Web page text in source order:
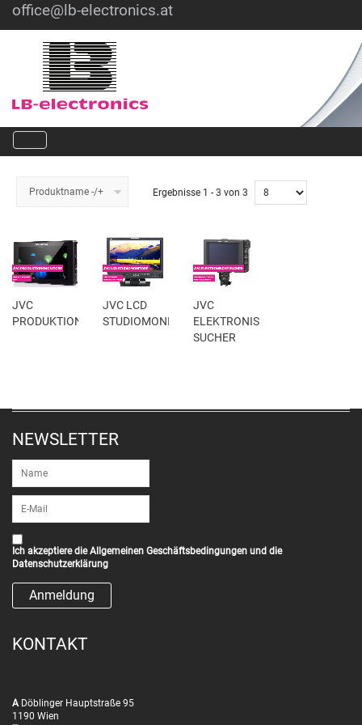
office@lb-electronics.at
Produktname -/+ Ergebnisse 1 - 3 von 3
JVC
PRODUKTIONSMONITORE
JVC LCD
STUDIOMONITORE
JVC
ELEKTRONISCHE
SUCHER
NEWSLETTER
Ich akzeptiere dieAllgemeinen Geschäftsbedingungen und die
Datenschutzerklärung
KONTAKT
A Döblinger Hauptstraße 95
1190 Wien